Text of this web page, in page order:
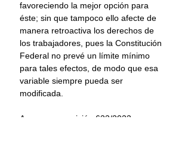
favoreciendo la mejor opción para
éste; sin que tampoco ello afecte de
manera retroactiva los derechos de
los trabajadores, pues la Constitución
Federal no prevé un límite mínimo
para tales efectos, de modo que esa
variable siempre pueda ser
modificada.
Amparo en revisión 633/2023.